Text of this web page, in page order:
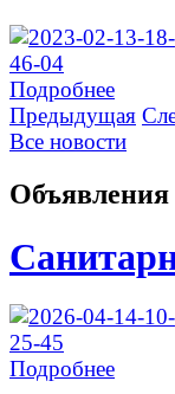
Подробнее
Предыдущая
Все новости
Объявления
Подробнее